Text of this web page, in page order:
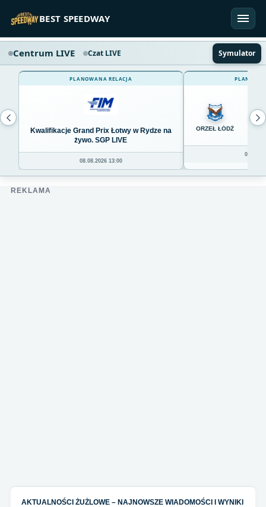
BEST SPEEDWAY
Centrum LIVE Czat LIVE Symulator
PLANOWANA RELACJA
Kwalifikacje Grand Prix Łotwy w Rydze na
żywo. SGP LIVE
08.08.2026 13:00
ORZEŁ ŁÓDŹ
0
REKLAMA
AKTUALNOŚCI ŻUŻLOWE – NAJNOWSZE WIADOMOŚCI I WYNIKI